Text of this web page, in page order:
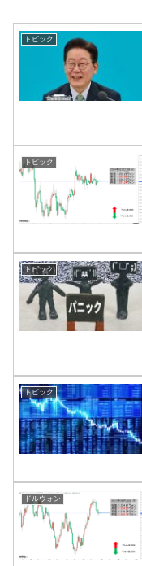
トピック
トピック
トピック
トピック
ドルウォン